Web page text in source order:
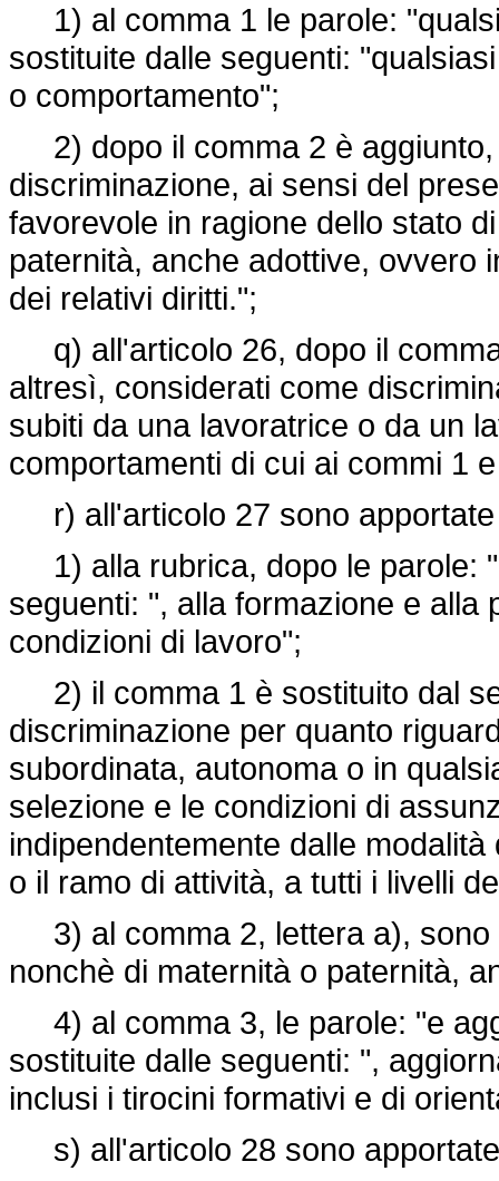
1) al comma 1 le parole:
sostituite dalle seguenti:
o comportamento";
2) dopo il comma 2 è aggiunto,
discriminazione, ai sensi del
favorevole in ragione dello stato
paternità, anche adottive, ovvero
dei relativi diritti.";
q) all'articolo 26, dopo il
altresì, considerati come
subiti da una lavoratrice o da un
comportamenti di cui ai commi 1
r) all'articolo 27 sono apportate
1) alla rubrica, dopo le parole:
seguenti: ", alla formazione e alla
condizioni di lavoro";
2) il comma 1 è sostituito dal
discriminazione per quanto
subordinata, autonoma o in
selezione e le condizioni di
indipendentemente dalle
o il ramo di attività, a tutti i livelli
3) al comma 2, lettera a), sono
nonchè di maternità o paternità,
4) al comma 3, le parole: "e
sostituite dalle seguenti: ",
inclusi i tirocini formativi e di
s) all'articolo 28 sono